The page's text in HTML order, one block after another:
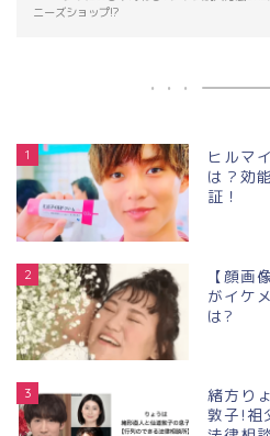
ニーズショップ!?
1
ヒルマ
は？効
証！
2
【顔画
がイケ
は?
3
緒方り
敦子!祖